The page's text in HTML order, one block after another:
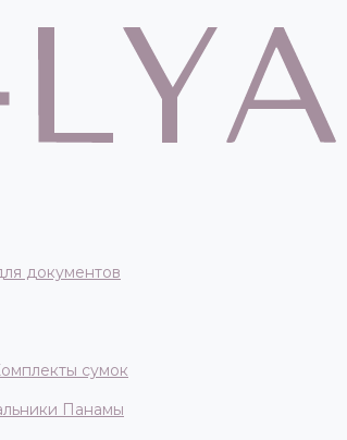
документов
сумок
Панамы